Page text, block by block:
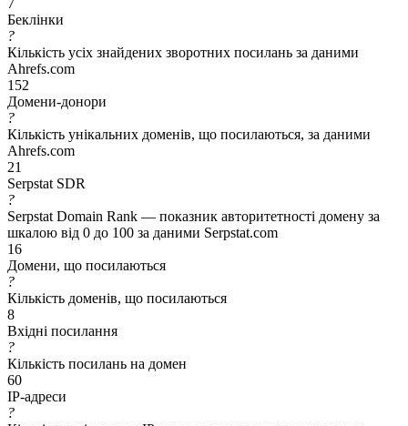
Беклінки
?
Кількість усіх знайдених зворотних посилань за даними
Ahrefs.com
152
Домени-донори
?
Кількість унікальних доменів, що посилаються, за даними
Ahrefs.com
21
Serpstat SDR
?
Serpstat Domain Rank — показник авторитетності домену за
шкалою від 0 до 100 за даними Serpstat.com
16
Домени, що посилаються
?
Кількість доменів, що посилаються
8
Вхідні посилання
?
Кількість посилань на домен
60
IP-адреси
?